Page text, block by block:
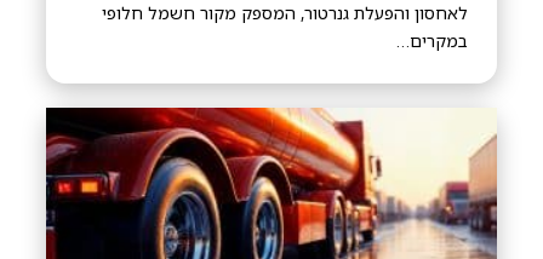
לאחסון והפעלת גנרטור, המספק מקור חשמל חלופי
במקרים…